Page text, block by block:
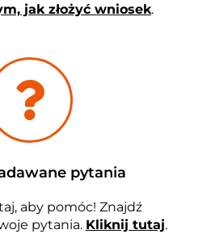
jak złożyć wniosek.
pytania
aby pomóc! Znajdź
pytania. Kliknij tutaj.